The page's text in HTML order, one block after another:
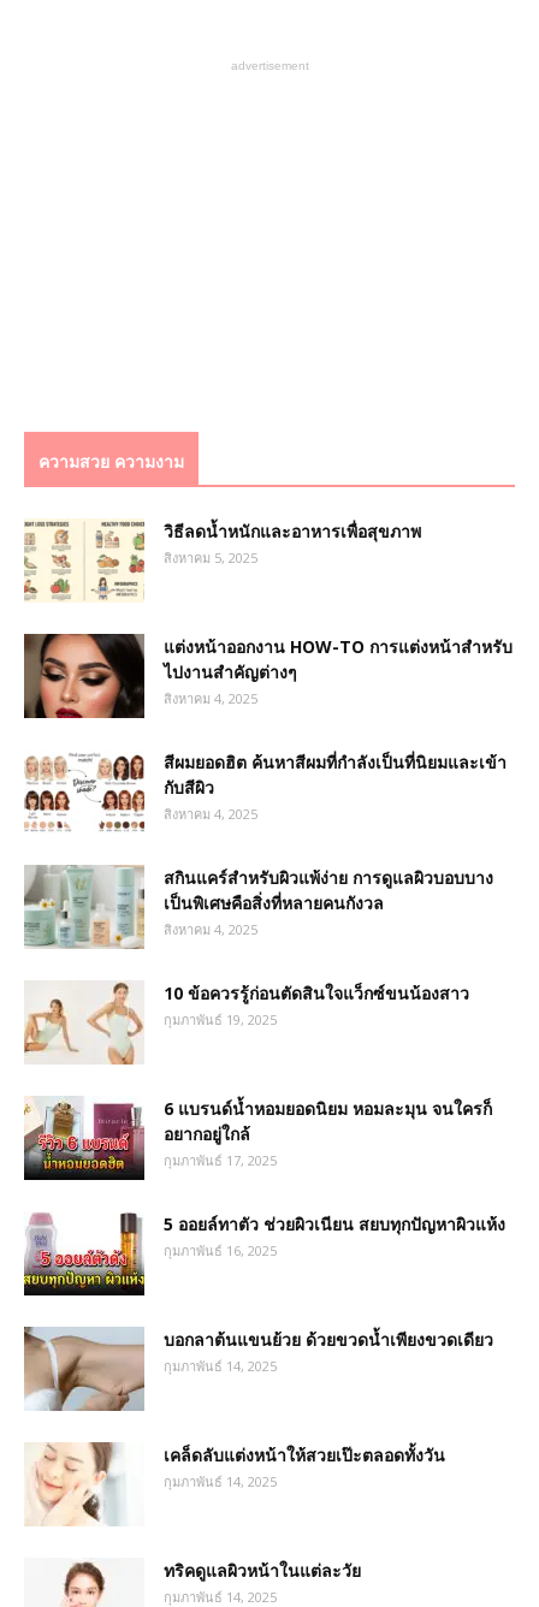
advertisement
ความสวย ความงาม
วิธีลดน้ำหนักและอาหารเพื่อสุขภาพ
สิงหาคม 5, 2025
แต่งหน้าออกงาน HOW-TO การแต่งหน้าสำหรับ
ไปงานสำคัญต่างๆ
สิงหาคม 4, 2025
สีผมยอดฮิต ค้นหาสีผมที่กำลังเป็นที่นิยมและเข้า
กับสีผิว
สิงหาคม 4, 2025
สกินแคร์สำหรับผิวแพ้ง่าย การดูแลผิวบอบบาง
เป็นพิเศษคือสิ่งที่หลายคนกังวล
สิงหาคม 4, 2025
10 ข้อควรรู้ก่อนตัดสินใจแว็กซ์ขนน้องสาว
กุมภาพันธ์ 19, 2025
6 แบรนด์น้ำหอมยอดนิยม หอมละมุน จนใครก็
อยากอยู่ใกล้
กุมภาพันธ์ 17, 2025
5 ออยล์ทาตัว ช่วยผิวเนียน สยบทุกปัญหาผิวแห้ง
กุมภาพันธ์ 16, 2025
บอกลาต้นแขนย้วย ด้วยขวดน้ำเพียงขวดเดียว
กุมภาพันธ์ 14, 2025
เคล็ดลับแต่งหน้าให้สวยเป๊ะตลอดทั้งวัน
กุมภาพันธ์ 14, 2025
ทริคดูแลผิวหน้าในแต่ละวัย
กุมภาพันธ์ 14, 2025